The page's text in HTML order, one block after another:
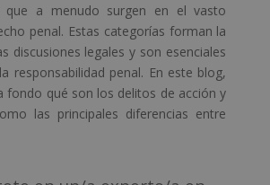
que a menudo surgen en el vasto
penal. Estas categorías forman la
discusiones legales y son esenciales
responsabilidad penal. En este blog,
fondo qué son los delitos de acción y
las principales diferencias entre